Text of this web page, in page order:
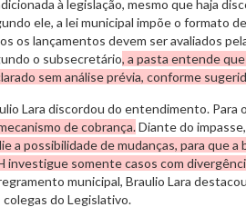
à legislação, mesmo que haja
ele, a lei municipal impõe o formato
os lançamentos devem ser avaliados
o subsecretário, a pasta entende
sem análise prévia, conforme
Lara discordou do entendimento. Para
de cobrança.Diante do
a possibilidade de mudanças, para que
investigue somente casos com
municipal, Braulio Lara
colegas do Legislativo.